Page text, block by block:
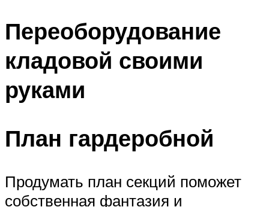
Переоборудование
кладовой своими
руками
План гардеробной
Продумать план секций поможет
собственная фантазия и